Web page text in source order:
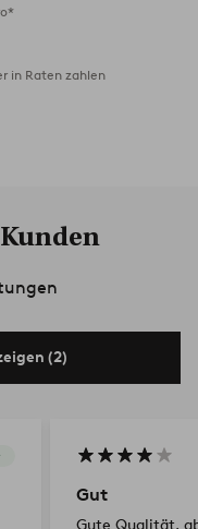
in Raten zahlen
(2)
Gut
Gute Qualität,